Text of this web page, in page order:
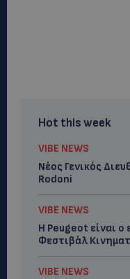
Hot this week
VIBE NEWS
Νέος Γενικός
Rodoni
VIBE NEWS
Η Peugeot είναι
Φεστιβάλ
VIBE NEWS